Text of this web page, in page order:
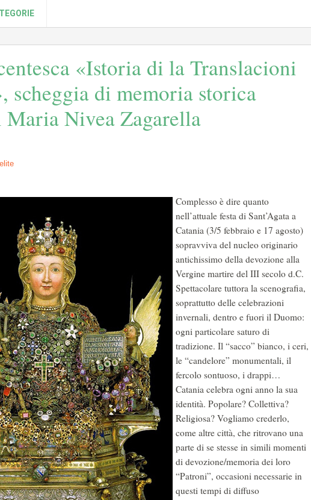
«Istoria di la Translacioni
scheggia di memoria storica
Nivea Zagarella
Complesso è dire quanto
nell’attuale festa di Sant’Agata a
Catania (3/5 febbraio e 17 agosto)
sopravviva del nucleo originario
antichissimo della devozione alla
Vergine martire del III secolo d.C.
Spettacolare tuttora la scenografia,
soprattutto delle celebrazioni
invernali, dentro e fuori il Duomo:
ogni particolare saturo di
tradizione. Il “sacco” bianco, i ceri,
le “candelore” monumentali, il
fercolo sontuoso, i drappi…
Catania celebra ogni anno la sua
identità. Popolare? Collettiva?
Religiosa? Vogliamo crederlo,
come altre città, che ritrovano una
parte di se stesse in simili momenti
di devozione/memoria dei loro
“Patroni”, occasioni necessarie in
questi tempi di diffuso